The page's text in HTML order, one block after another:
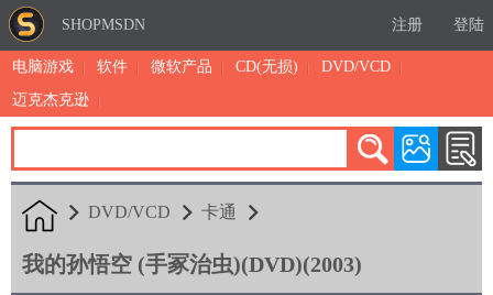
SHOPMSDN 注册 登陆
电脑游戏 软件 微软产品 CD(无损)
DVD/VCD
迈克杰克逊
累计注册：4877
DVD/VCD 卡通
我的孙悟空 (手冢治虫)(DVD)(2003)